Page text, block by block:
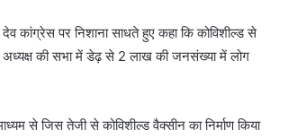
कांग्रेस पर निशाना साधते हुए कहा कि कोविशील्ड से
अध्यक्ष की सभा में डेढ़ से 2 लाख की जनसंख्या में लोग
से जिस तेजी से कोविशील्ड वैक्सीन का निर्माण किया